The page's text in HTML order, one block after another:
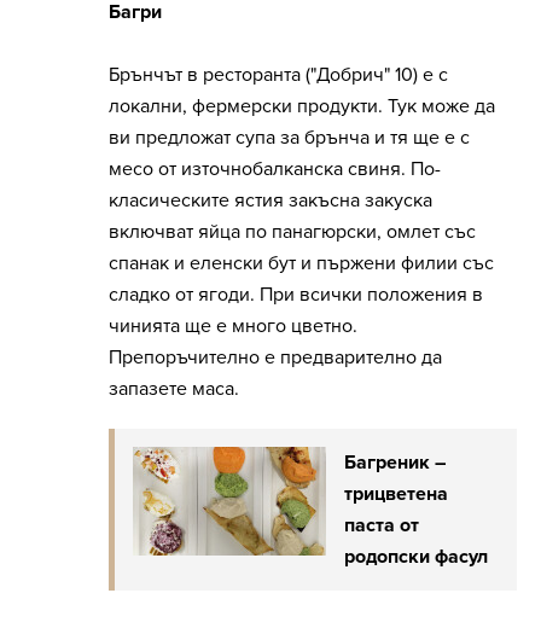
Багри
Брънчът в ресторанта ("Добрич" 10) е с
локални, фермерски продукти. Тук може да
ви предложат супа за брънча и тя ще е с
месо от източнобалканска свиня. По-
класическите ястия закъсна закуска
включват яйца по панагюрски, омлет със
спанак и еленски бут и пържени филии със
сладко от ягоди. При всички положения в
чинията ще е много цветно.
Препоръчително е предварително да
запазете маса.
Багреник –
трицветена
паста от
родопски фасул